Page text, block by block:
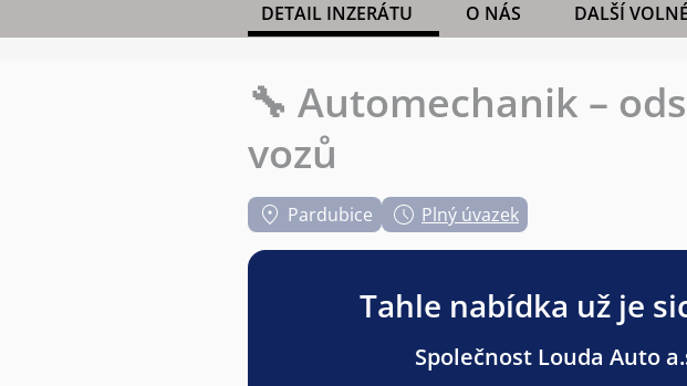
DETAIL INZERÁTU O NÁS DALŠÍ
🔧 Automechanik –
vozů
Pardubice Plný úvazek
Tahle nabídka už je
Společnost Louda Auto